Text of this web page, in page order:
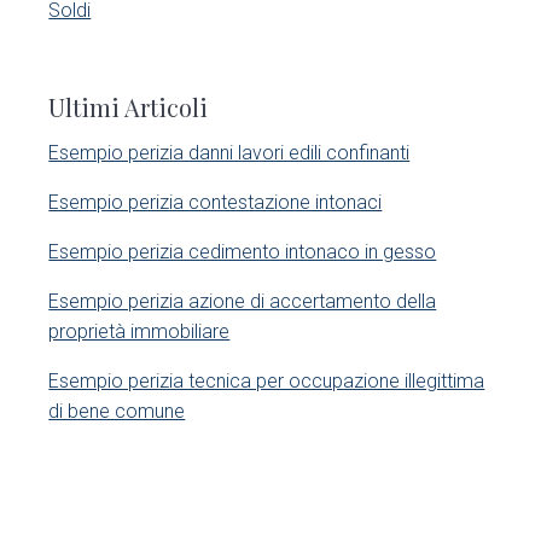
d
S
d
e
b
a
Soldi
Ultimi Articoli
Esempio perizia danni lavori edili confinanti​
Esempio perizia contestazione intonaci​
Esempio perizia cedimento intonaco in gesso
Esempio perizia azione di accertamento della
proprietà immobiliare​
Esempio perizia tecnica per occupazione illegittima
di bene comune​